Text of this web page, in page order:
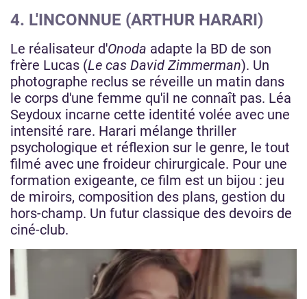
4. L'INCONNUE (ARTHUR HARARI)
Le réalisateur d'Onoda adapte la BD de son
frère Lucas (Le cas David Zimmerman). Un
photographe reclus se réveille un matin dans
le corps d'une femme qu'il ne connaît pas. Léa
Seydoux incarne cette identité volée avec une
intensité rare. Harari mélange thriller
psychologique et réflexion sur le genre, le tout
filmé avec une froideur chirurgicale. Pour une
formation exigeante, ce film est un bijou : jeu
de miroirs, composition des plans, gestion du
hors-champ. Un futur classique des devoirs de
ciné-club.
Image